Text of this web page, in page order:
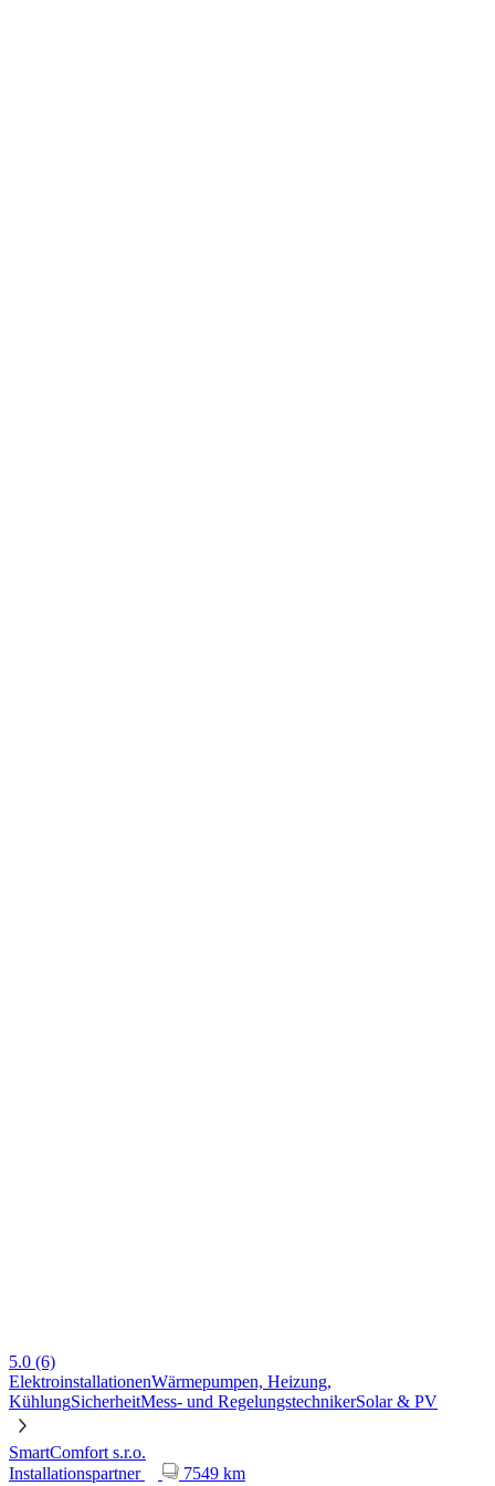
5.0 (6)
ElektroinstallationenWärmepumpen, Heizung,
KühlungSicherheitMess- und RegelungstechnikerSolar & PV
SmartComfort s.r.o.
Installationspartner
7549 km